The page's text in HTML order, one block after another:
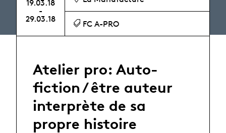
19.03.18
-
29.03.18
FC A-PRO
Atelier pro: Auto-
fiction / être auteur
interprète de sa
propre histoire